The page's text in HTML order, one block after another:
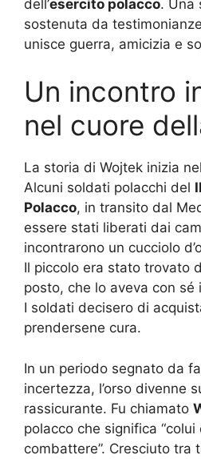
dell’esercito polacco. Una
sostenuta da
unisce guerra, amicizia e
Un incontro
nel cuore
La storia di Wojtek inizia nel
Alcuni soldati polacchi del
Polacco, in transito dal
essere stati liberati dai
incontrarono un cucciolo
Il piccolo era stato trovato
posto, che lo aveva con
I soldati decisero di
prendersene cura.
In un periodo segnato da
incertezza, l’orso divenne
rassicurante. Fu chiamato
polacco che significa “colui
combattere”. Cresciuto tra